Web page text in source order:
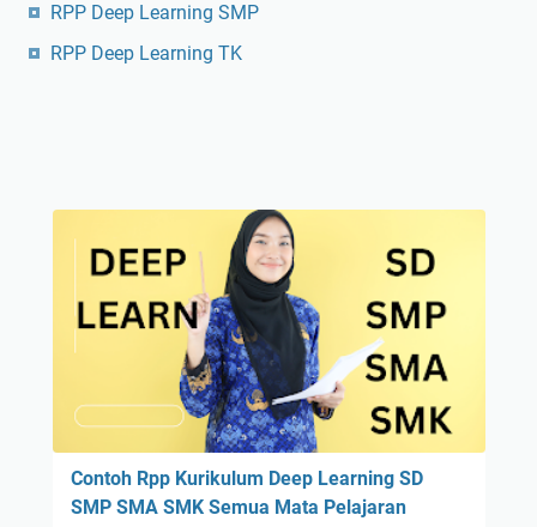
RPP Deep Learning SMP
RPP Deep Learning TK
Contoh Rpp Kurikulum Deep Learning SD
SMP SMA SMK Semua Mata Pelajaran